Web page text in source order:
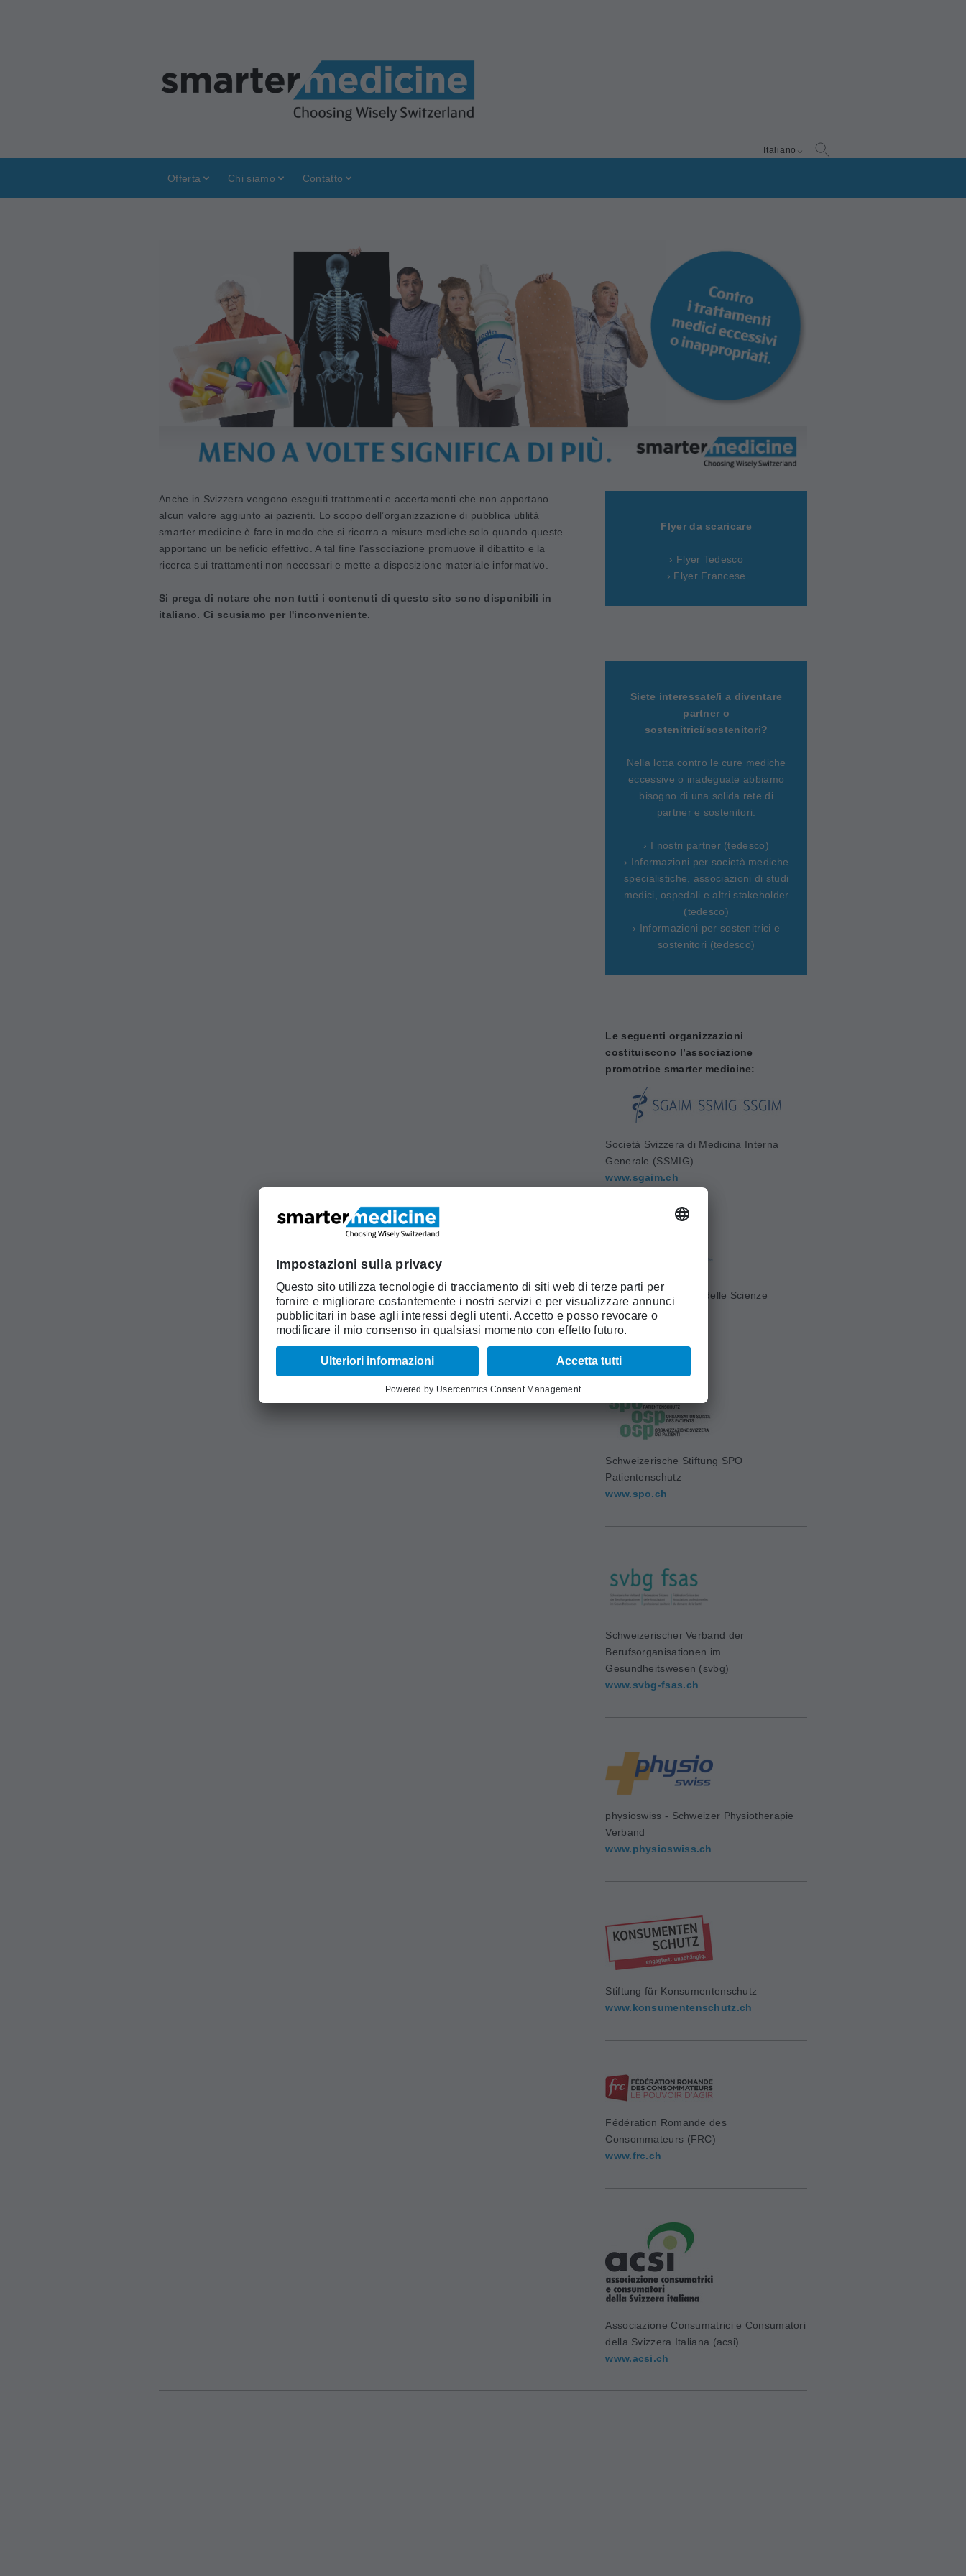
Italiano
Offerta Chi siamo Contatto
Anche in Svizzera vengono eseguiti trattamenti e accertamenti che non apportano
alcun valore aggiunto ai pazienti. Lo scopo dell’organizzazione di pubblica utilità
smarter medicine è fare in modo che si ricorra a misure mediche solo quando queste
apportano un beneficio effettivo. A tal fine l’associazione promuove il dibattito e la
ricerca sui trattamenti non necessari e mette a disposizione materiale informativo.
Si prega di notare che non tutti i contenuti di questo sito sono disponibili in
italiano. Ci scusiamo per l'inconveniente.
Flyer da scaricare
› Flyer Tedesco
› Flyer Francese
Siete interessate/i a diventare
partner o
sostenitrici/sostenitori?
Nella lotta contro le cure mediche
eccessive o inadeguate abbiamo
bisogno di una solida rete di
partner e sostenitori.
› I nostri partner (tedesco)
› Informazioni per società mediche
specialistiche, associazioni di studi
medici, ospedali e altri stakeholder
(tedesco)
› Informazioni per sostenitrici e
sostenitori (tedesco)
Le seguenti organizzazioni
costituiscono l’associazione
promotrice smarter medicine:
Società Svizzera di Medicina Interna
Generale (SSMIG)
www.sgaim.ch
Accademia Svizzera delle Scienze
Mediche (ASSM)
www.samw.ch
Schweizerische Stiftung SPO
Patientenschutz
www.spo.ch
Schweizerischer Verband der
Berufsorganisationen im
Gesundheitswesen (svbg)
www.svbg-fsas.ch
physioswiss - Schweizer Physiotherapie
Verband
www.physioswiss.ch
Stiftung für Konsumentenschutz
www.konsumentenschutz.ch
Fédération Romande des
Consommateurs (FRC)
www.frc.ch
Associazione Consumatrici e Consumatori
della Svizzera Italiana (acsi)
www.acsi.ch